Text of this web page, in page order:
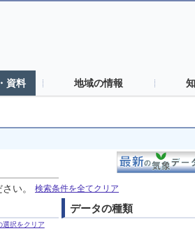
資料 地域の情報
い。 検索条件を全てクリア
選択をクリア
データの種類